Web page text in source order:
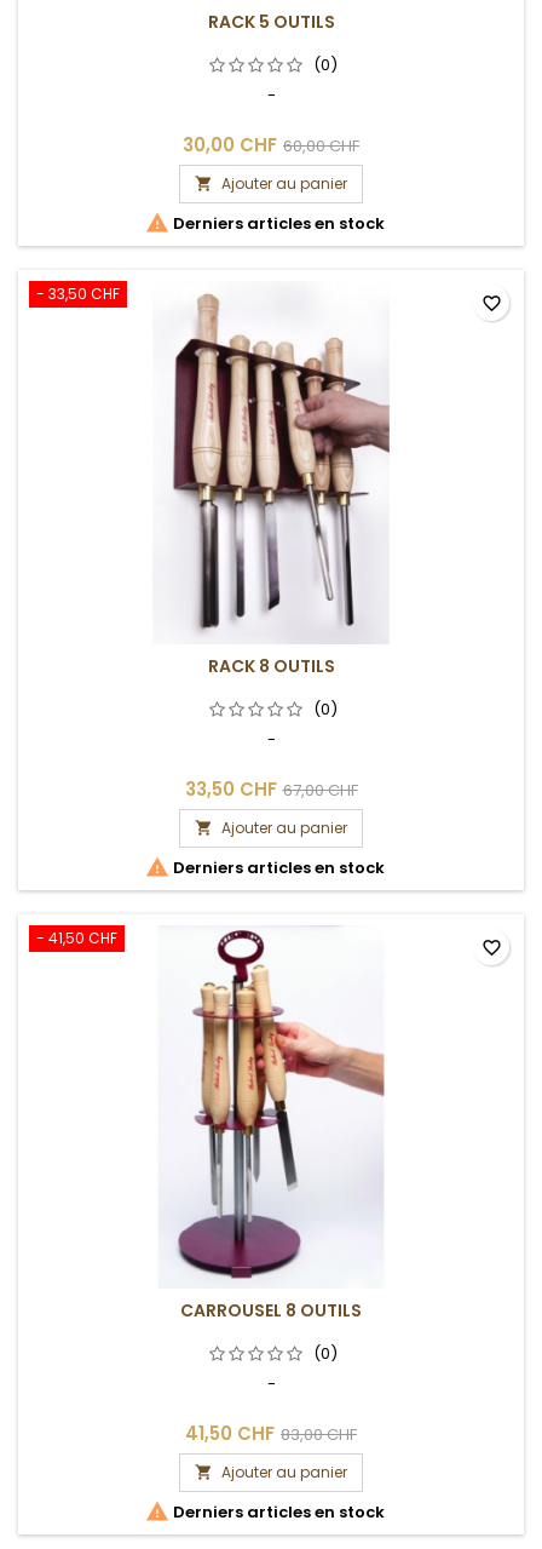
RACK 5 OUTILS
(0)
-
30,00 CHF 60,00 CHF
 Ajouter au panier
 Derniers articles en stock
- 33,50 CHF
RACK 8 OUTILS
(0)
-
33,50 CHF 67,00 CHF
 Ajouter au panier
 Derniers articles en stock
favorite_border
- 41,50 CHF
CARROUSEL 8 OUTILS
(0)
-
41,50 CHF 83,00 CHF
 Ajouter au panier
 Derniers articles en stock
favorite_border